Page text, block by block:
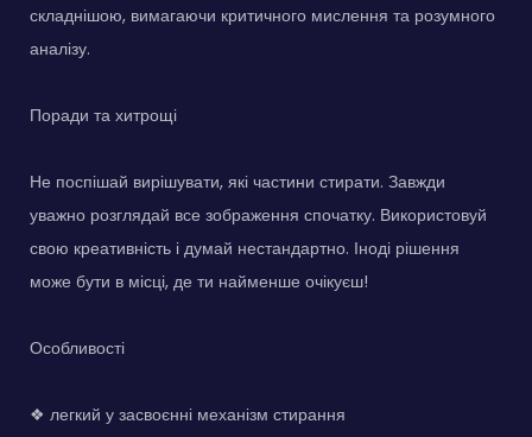
складнішою, вимагаючи критичного мислення та розумного
аналізу.
Поради та хитрощі
Не поспішай вирішувати, які частини стирати. Завжди
уважно розглядай все зображення спочатку. Використовуй
свою креативність і думай нестандартно. Іноді рішення
може бути в місці, де ти найменше очікуєш!
Особливості
❖ легкий у засвоєнні механізм стирання